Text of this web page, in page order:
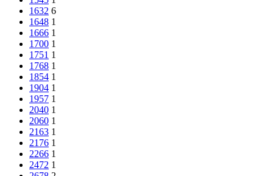
1632 6
1648 1
1666 1
1700 1
1751 1
1768 1
1854 1
1904 1
1957 1
2040 1
2060 1
2163 1
2176 1
2266 1
2472 1